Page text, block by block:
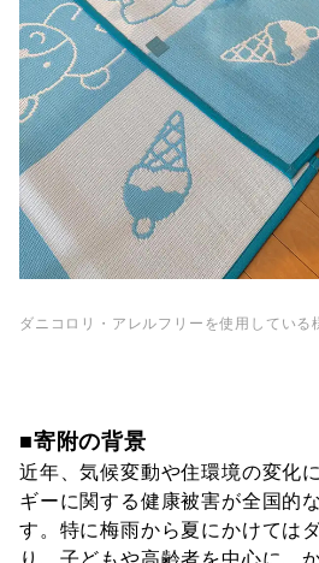
ダニコロリ・アレルフリーを使用している
■寄附の背景
近年、気候変動や住環境の変化
ギーに関する健康被害が全国的
す。特に梅雨から夏にかけては
り、子どもや高齢者を中心に、